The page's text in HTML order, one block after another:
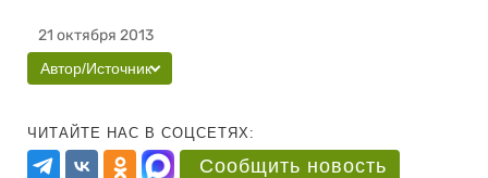
21 октября 2013
Автор/Источник
ЧИТАЙТЕ НАС В СОЦСЕТЯХ:
Сообщить новость